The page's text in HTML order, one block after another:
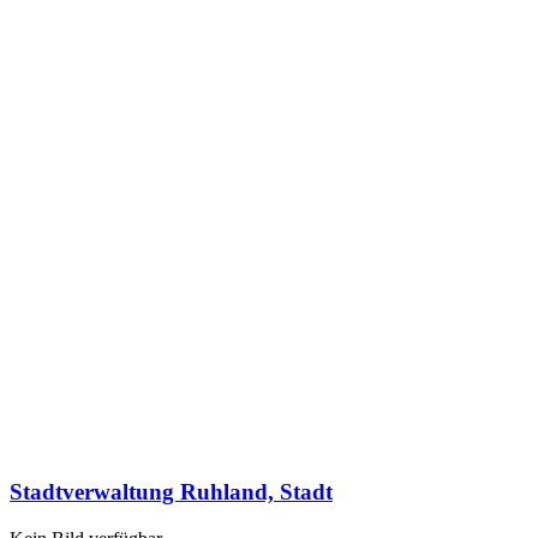
Stadtverwaltung Ruhland, Stadt